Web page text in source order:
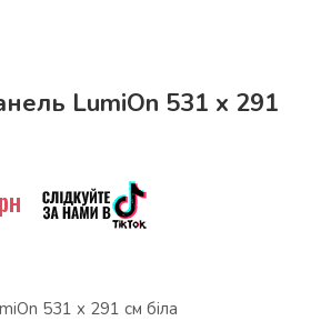
LumiOn 531 x 291
531 x 291 см біла